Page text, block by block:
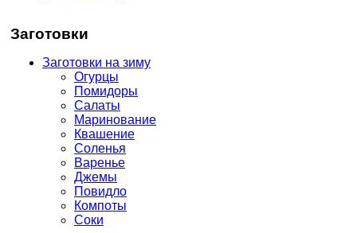
Заготовки
Заготовки на зиму
Огурцы
Помидоры
Салаты
Маринование
Квашение
Соленья
Варенье
Джемы
Повидло
Компоты
Соки